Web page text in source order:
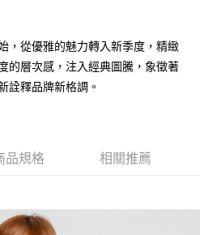
哥大用戶可立即使用無須另外申請。
額請依後續交易確認頁面所載為準。
交易或遇審核未通過，訂單將自動取
付你分期」於每月結算日後寄送繳費提
上)免運費
，從優雅的魅力轉入新季度，精緻
的層次感，注入經典圖騰，象徵著
詮釋品牌新格調。
品規格 相關推薦